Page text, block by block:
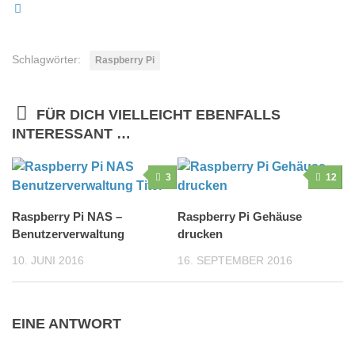
Schlagwörter: Raspberry Pi
FÜR DICH VIELLEICHT EBENFALLS
INTERESSANT …
3
Raspberry Pi NAS –
Benutzerverwaltung
10. JUNI 2016
12
Raspberry Pi Gehäuse
drucken
16. SEPTEMBER 2016
EINE ANTWORT